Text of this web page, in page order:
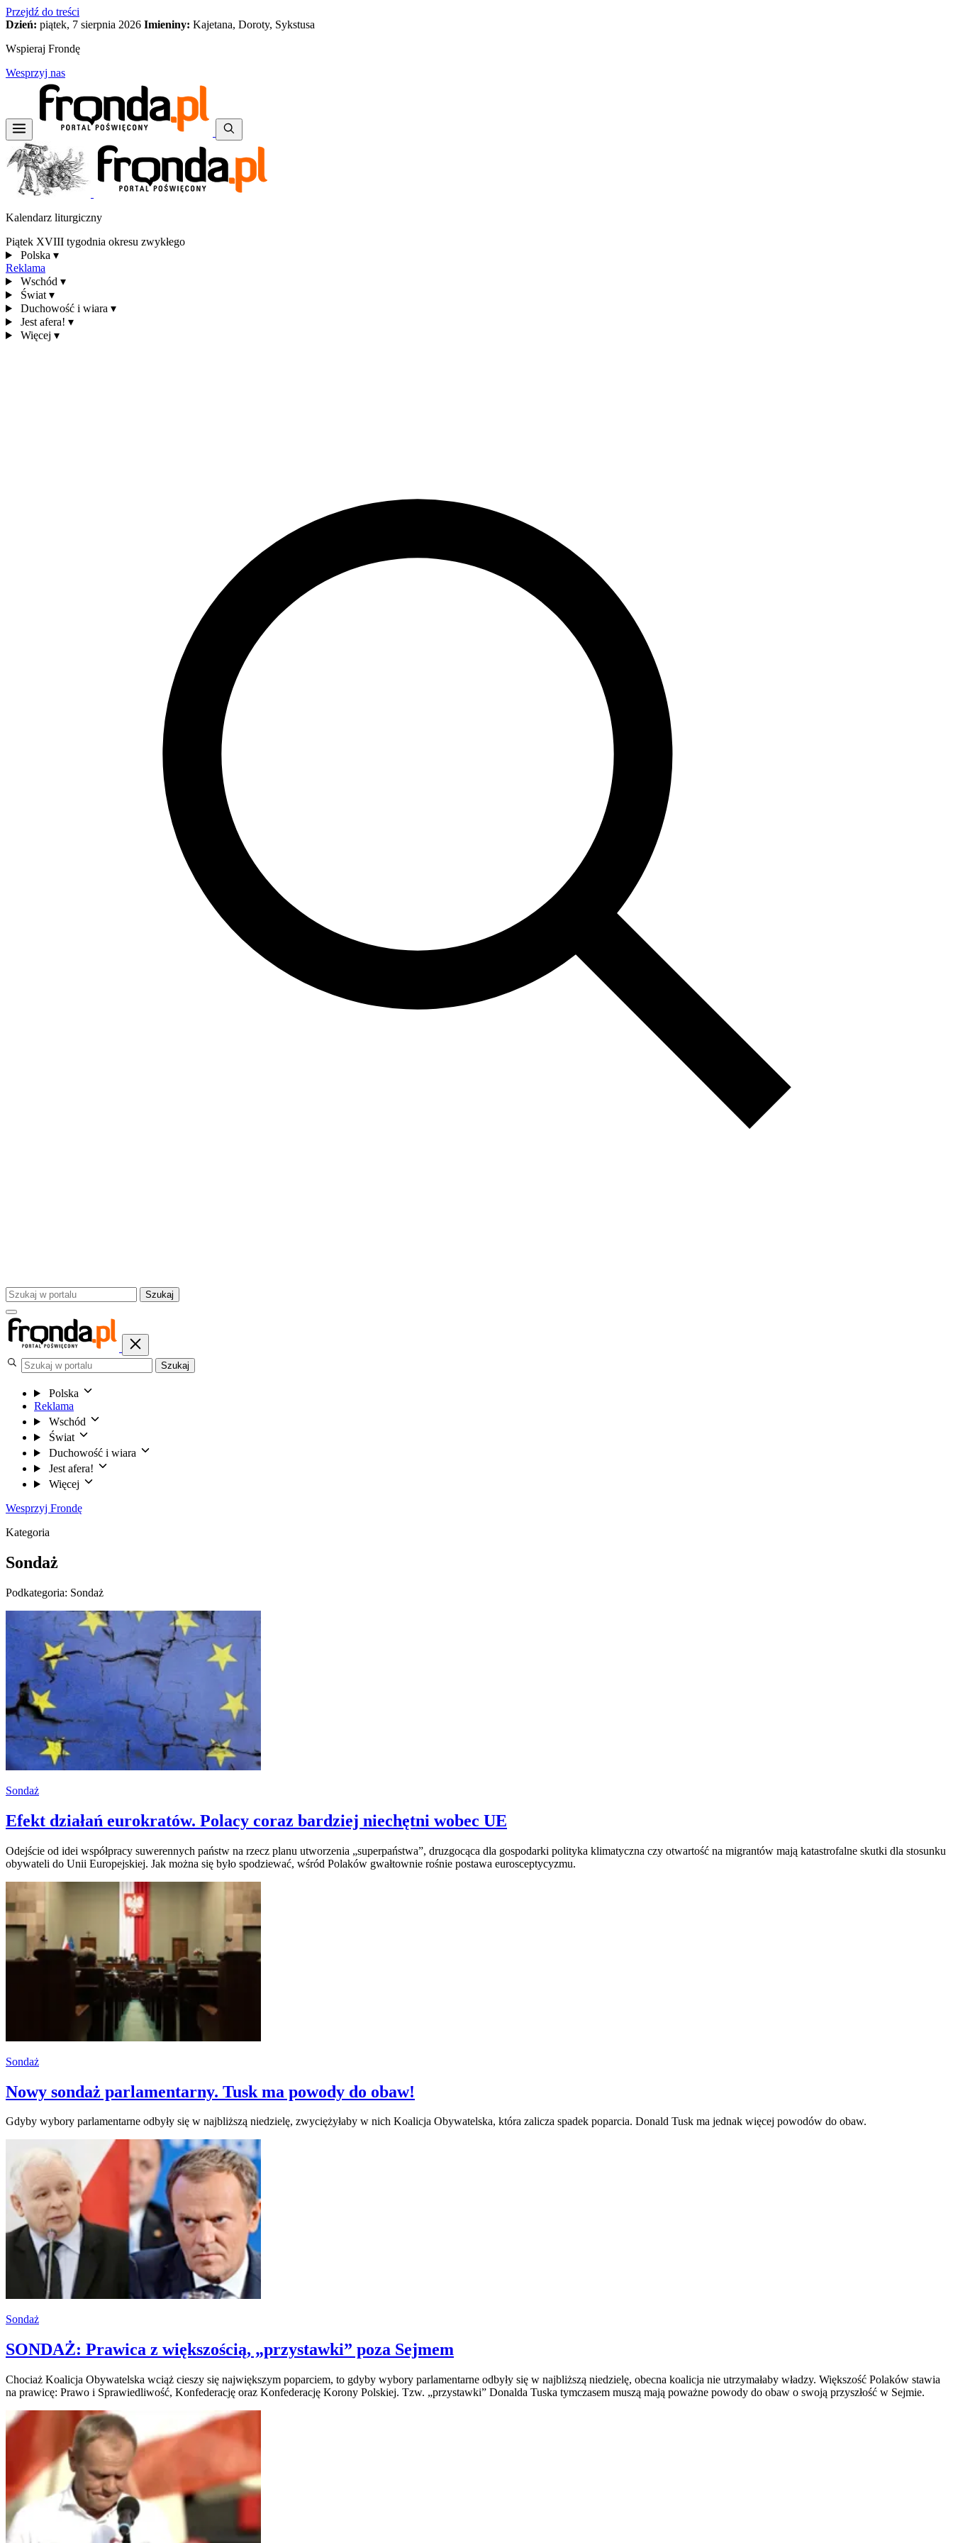
Przejdź do treści
Dzień: piątek, 7 sierpnia 2026 Imieniny: Kajetana, Doroty, Sykstusa
Wspieraj Frondę
Wesprzyj nas
Kalendarz liturgiczny
Piątek XVIII tygodnia okresu zwykłego
Polska ▾
Reklama
Wschód ▾
Świat ▾
Duchowość i wiara ▾
Jest afera! ▾
Więcej ▾
Szukaj
Szukaj
Polska
Reklama
Wschód
Świat
Duchowość i wiara
Jest afera!
Więcej
Wesprzyj Frondę
Kategoria
Sondaż
Podkategoria: Sondaż
Sondaż
Efekt działań eurokratów. Polacy coraz bardziej niechętni wobec UE
Odejście od idei współpracy suwerennych państw na rzecz planu utworzenia „superpaństwa”, druzgocąca dla gospodarki polityka klimatyczna czy otwartość na migrantów mają katastrofalne skutki dla stosunku
obywateli do Unii Europejskiej. Jak można się było spodziewać, wśród Polaków gwałtownie rośnie postawa eurosceptycyzmu.
Sondaż
Nowy sondaż parlamentarny. Tusk ma powody do obaw!
Gdyby wybory parlamentarne odbyły się w najbliższą niedzielę, zwyciężyłaby w nich Koalicja Obywatelska, która zalicza spadek poparcia. Donald Tusk ma jednak więcej powodów do obaw.
Sondaż
SONDAŻ: Prawica z większością, „przystawki” poza Sejmem
Chociaż Koalicja Obywatelska wciąż cieszy się największym poparciem, to gdyby wybory parlamentarne odbyły się w najbliższą niedzielę, obecna koalicja nie utrzymałaby władzy. Większość Polaków stawia
na prawicę: Prawo i Sprawiedliwość, Konfederację oraz Konfederację Korony Polskiej. Tzw. „przystawki” Donalda Tuska tymczasem muszą mają poważne powody do obaw o swoją przyszłość w Sejmie.